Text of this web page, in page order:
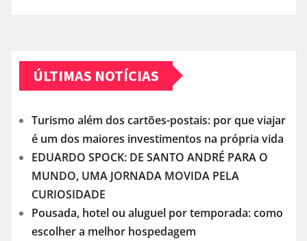
ÚLTIMAS NOTÍCIAS
Turismo além dos cartões-postais: por que viajar
é um dos maiores investimentos na própria vida
EDUARDO SPOCK: DE SANTO ANDRÉ PARA O
MUNDO, UMA JORNADA MOVIDA PELA
CURIOSIDADE
Pousada, hotel ou aluguel por temporada: como
escolher a melhor hospedagem